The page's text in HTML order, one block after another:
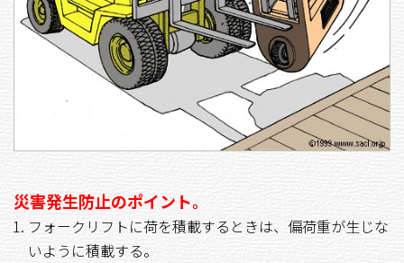
災害発生防止のポイント。
フォークリフトに荷を積載するときは、偏荷重が生じな
いように積載する。